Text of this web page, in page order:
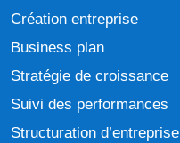
Création entreprise
Business plan
Stratégie de croissance
Suivi des performances
Structuration d’entreprise